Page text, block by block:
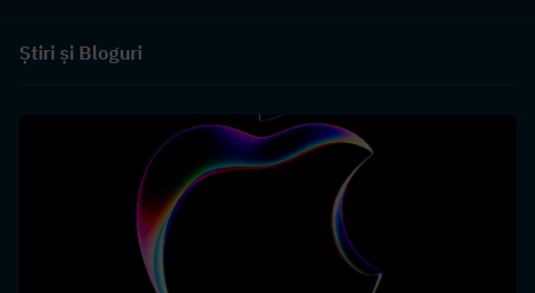
Știri și Bloguri